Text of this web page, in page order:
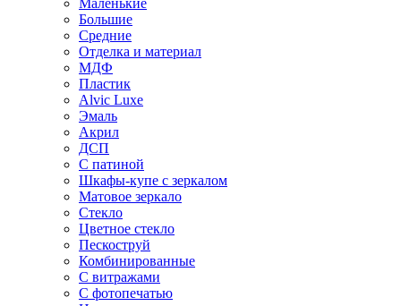
Маленькие
Большие
Средние
Отделка и материал
МДФ
Пластик
Alvic Luxe
Эмаль
Акрил
ДСП
С патиной
Шкафы-купе с зеркалом
Матовое зеркало
Стекло
Цветное стекло
Пескоструй
Комбинированные
С витражами
С фотопечатью